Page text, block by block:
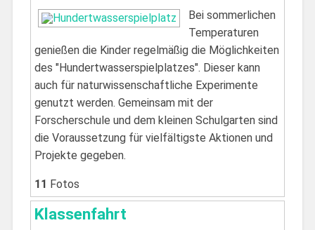
Bei sommerlichen
Temperaturen
genießen die Kinder regelmäßig die Möglichkeiten
des "Hundertwasserspielplatzes". Dieser kann
auch für naturwissenschaftliche Experimente
genutzt werden. Gemeinsam mit der
Forscherschule und dem kleinen Schulgarten sind
die Voraussetzung für vielfältigste Aktionen und
Projekte gegeben.
11 Fotos
Klassenfahrt